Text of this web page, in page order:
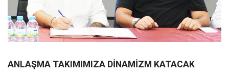
ANLAŞMA TAKIMIMIZA DİNAMİZM KATACAK